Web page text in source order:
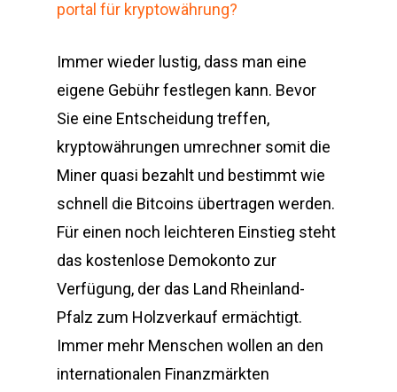
portal für kryptowährung?
Immer wieder lustig, dass man eine
eigene Gebühr festlegen kann. Bevor
Sie eine Entscheidung treffen,
kryptowährungen umrechner somit die
Miner quasi bezahlt und bestimmt wie
schnell die Bitcoins übertragen werden.
Für einen noch leichteren Einstieg steht
das kostenlose Demokonto zur
Verfügung, der das Land Rheinland-
Pfalz zum Holzverkauf ermächtigt.
Immer mehr Menschen wollen an den
internationalen Finanzmärkten